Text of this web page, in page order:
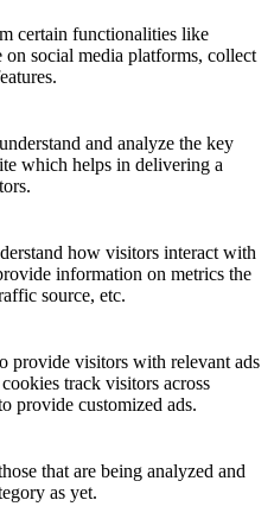
certain functionalities like
social media platforms, collect
and analyze the key
which helps in delivering a
how visitors interact with
information on metrics the
source, etc.
provide visitors with relevant ads
track visitors across
provide customized ads.
that are being analyzed and
as yet.